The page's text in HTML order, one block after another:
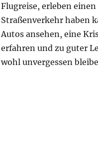
Flugreise, erleben
Straßenverkehr haben
Autos ansehen, eine
erfahren und zu guter
wohl unvergessen